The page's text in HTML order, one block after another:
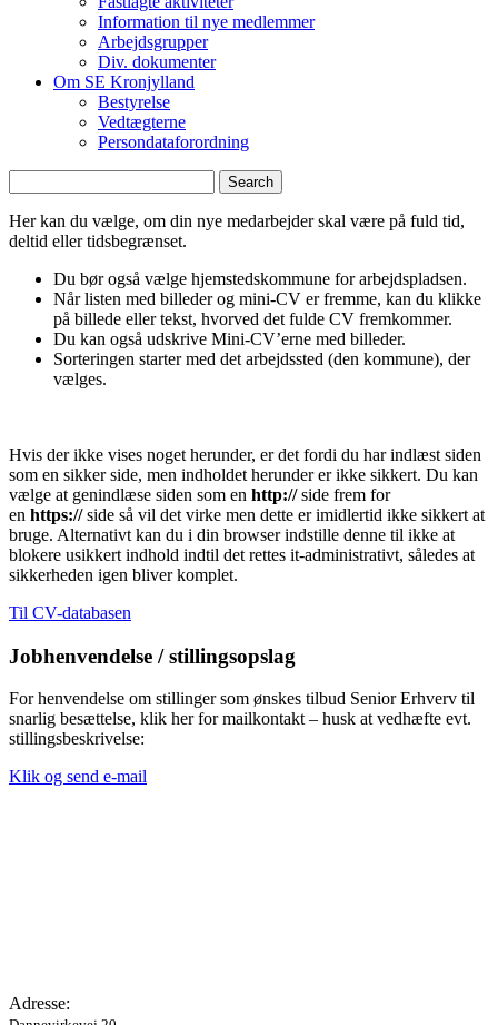
Information til nye medlemmer
Arbejdsgrupper
Div. dokumenter
Om SE Kronjylland
Bestyrelse
Vedtægterne
Persondataforordning
Search
Her kan du vælge, om din nye medarbejder skal være på fuld tid,
deltid eller tidsbegrænset.
Du bør også vælge hjemstedskommune for arbejdspladsen.
Når listen med billeder og mini-CV er fremme, kan du klikke
på billede eller tekst, hvorved det fulde CV fremkommer.
Du kan også udskrive Mini-CV’erne med billeder.
Sorteringen starter med det arbejdssted (den kommune), der
vælges.
Hvis der ikke vises noget herunder, er det fordi du har indlæst siden
som en sikker side, men indholdet herunder er ikke sikkert. Du kan
vælge at genindlæse siden som en http://side frem for
en https://side så vil det virke men dette er imidlertid ikke sikkert at
bruge. Alternativt kan du i din browser indstille denne til ikke at
blokere usikkert indhold indtil det rettes it-administrativt, således at
sikkerheden igen bliver komplet.
Til CV-databasen
Jobhenvendelse / stillingsopslag
For henvendelse om stillinger som ønskes tilbud Senior Erhverv til
snarlig besættelse, klik her for mailkontakt – husk at vedhæfte evt.
stillingsbeskrivelse:
Klik og send e-mail
Adresse: